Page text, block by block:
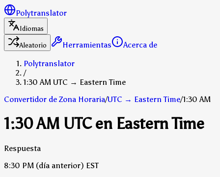
Polytranslator
Idiomas
Aleatorio
Herramientas
Acerca de
Polytranslator
/
1:30 AM UTC → Eastern Time
Convertidor de Zona Horaria/UTC → Eastern Time/1:30 AM
1:30 AM UTC en Eastern Time
Respuesta
8:30 PM (día anterior) EST